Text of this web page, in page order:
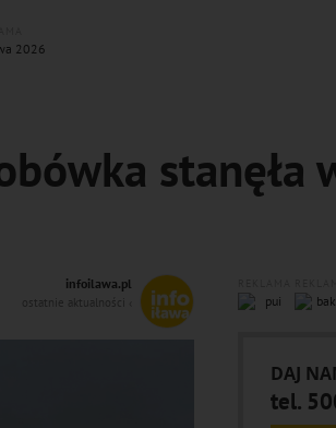
stanęła
infoilawa.pl
ostatnie aktualności ‹
DAJ
tel.